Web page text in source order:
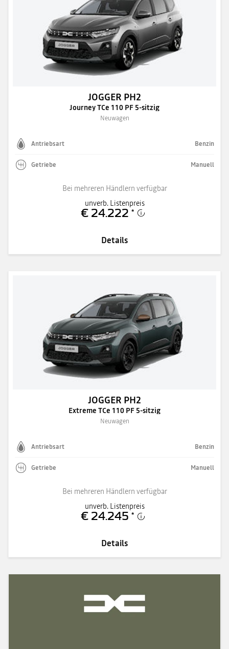
JOGGER PH2
Journey TCe 110 PF 5-sitzig
Neuwagen
Antriebsart Benzin
Getriebe Manuell
Bei mehreren Händlern verfügbar
unverb. Listenpreis
€ 24.222 *
Details
JOGGER PH2
Extreme TCe 110 PF 5-sitzig
Neuwagen
Antriebsart Benzin
Getriebe Manuell
Bei mehreren Händlern verfügbar
unverb. Listenpreis
€ 24.245 *
Details